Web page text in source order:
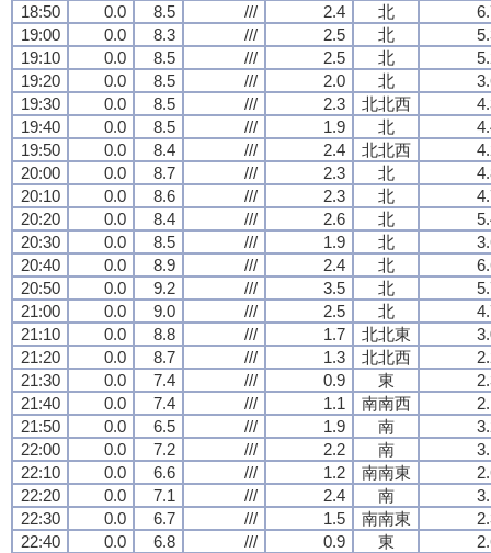
18:50
0.0 8.5 /// 2.4 北
19:00
0.0 8.3 /// 2.5 北
19:10
0.0 8.5 /// 2.5 北
19:20
0.0 8.5 /// 2.0 北
19:30
0.0 8.5 /// 2.3 北北西
19:40
0.0 8.5 /// 1.9 北
19:50
0.0 8.4 /// 2.4 北北西
20:00
0.0 8.7 /// 2.3 北
20:10
0.0 8.6 /// 2.3 北
20:20
0.0 8.4 /// 2.6 北
20:30
0.0 8.5 /// 1.9 北
20:40
0.0 8.9 /// 2.4 北
20:50
0.0 9.2 /// 3.5 北
21:00
0.0 9.0 /// 2.5 北
21:10
0.0 8.8 /// 1.7 北北東
21:20
0.0 8.7 /// 1.3 北北西
21:30
0.0 7.4 /// 0.9 東
21:40
0.0 7.4 /// 1.1 南南西
21:50
0.0 6.5 /// 1.9 南
22:00
0.0 7.2 /// 2.2 南
22:10
0.0 6.6 /// 1.2 南南東
22:20
0.0 7.1 /// 2.4 南
22:30
0.0 6.7 /// 1.5 南南東
22:40
0.0 6.8 /// 0.9 東